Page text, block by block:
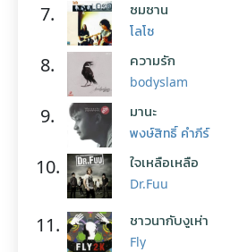
7. ซมซาน
โลโซ
8. ความรัก
bodyslam
9. มานะ
พงษ์สิทธิ์ คำภีร์
10. ใจเหลือเหลือ
Dr.Fuu
11. ชาวนากับงูเห่า
Fly